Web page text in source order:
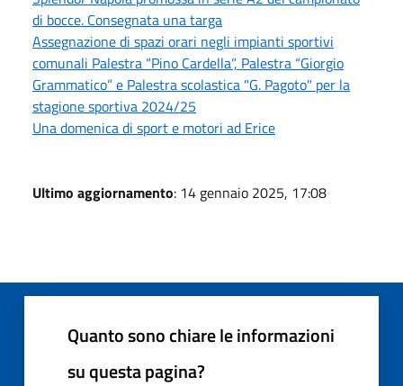
di bocce. Consegnata una targa
Assegnazione di spazi orari negli impianti sportivi
comunali Palestra “Pino Cardella”, Palestra “Giorgio
Grammatico” e Palestra scolastica "G. Pagoto" per la
stagione sportiva 2024/25
Una domenica di sport e motori ad Erice
Ultimo aggiornamento: 14 gennaio 2025, 17:08
Quanto sono chiare le informazioni
su questa pagina?